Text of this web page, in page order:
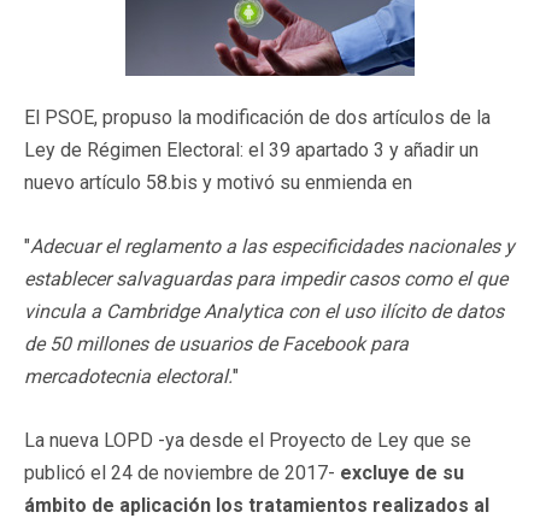
El PSOE, propuso la modificación de dos artículos de la
Ley de Régimen Electoral: el 39 apartado 3 y añadir un
nuevo artículo 58.bis y motivó su enmienda en
"Adecuar el reglamento a las especificidades nacionales y
establecer salvaguardas para impedir casos como el que
vincula a Cambridge Analytica con el uso ilícito de datos
de 50 millones de usuarios de Facebook para
mercadotecnia electoral."
La nueva LOPD -ya desde el Proyecto de Ley que se
publicó el 24 de noviembre de 2017- excluye de su
ámbito de aplicación los tratamientos realizados al